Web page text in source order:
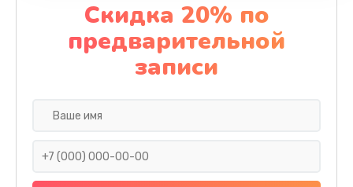
Скидка 20% по
предварительной
записи